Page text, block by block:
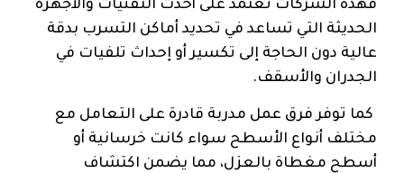
فهذه الشركات تعتمد على أحدث التقنيات والأجهزة
الحديثة التي تساعد في تحديد أماكن التسرب بدقة
عالية دون الحاجة إلى تكسير أو إحداث تلفيات في
الجدران والأسقف.
كما توفر فرق عمل مدربة قادرة على التعامل مع
مختلف أنواع الأسطح سواء كانت خرسانية أو
أسطح مغطاة بالعزل، مما يضمن اكتشاف